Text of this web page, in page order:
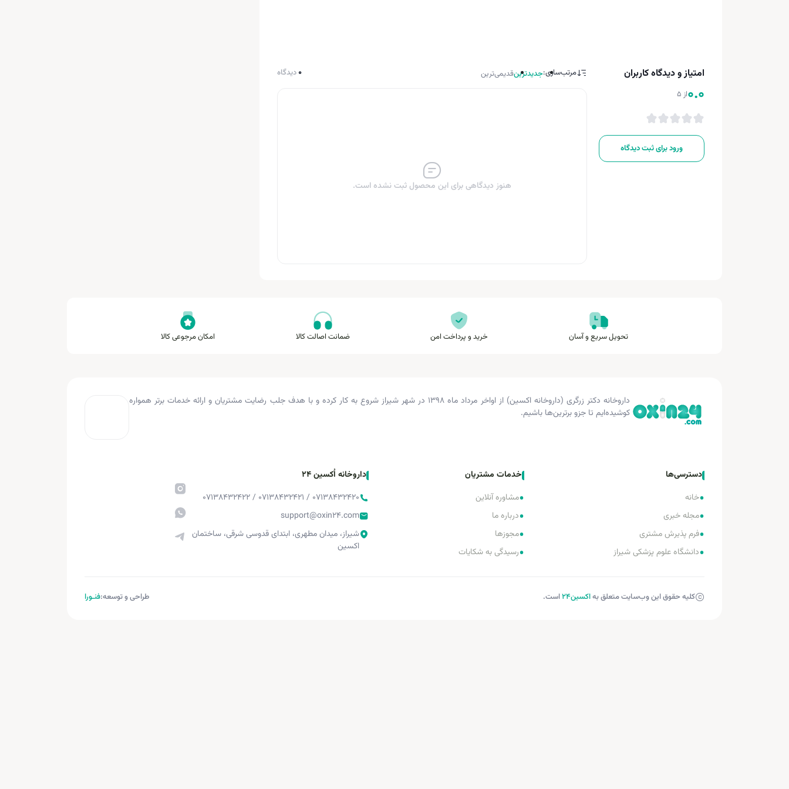
امتیاز و دیدگاه کاربران
0.0از 5
ورود برای ثبت دیدگاه
مرتب‌سازی:جدیدترینقدیمی‌ترین 0دیدگاه
هنوز دیدگاهی برای این محصول ثبت نشده است.
تحویل سریع و آسان خرید و پرداخت امن ضمانت اصالت کالا امکان مرجوعی کالا
داروخانه دکتر زرگری (داروخانه اکسین) از اواخر مرداد ماه ۱۳۹۸ در شهر شیراز شروع به کار کرده و با هدف جلب رضایت مشتریان و ارائه خدمات برتر همواره
کوشیده‌ایم تا جزو برترین‌ها باشیم.
دسترسی‌ها
•خانه
•مجله خبری
•فرم پذیرش مشتری
•دانشگاه علوم پزشکی شیراز
خدمات مشتریان
•مشاوره آنلاین
•درباره ما
•مجوزها
•رسیدگی به شکایات
داروخانه اُکسین 24
۰۷۱۳۸۴۳۲۴۲۰ / ۰۷۱۳۸۴۳۲۴۲۱ / ۰۷۱۳۸۴۳۲۴۲۲
support@oxin24.com
شیراز، میدان مطهری، ابتدای قدوسی شرقی، ساختمان
اکسین
کلیه حقوق این وب‌سایت متعلق بهاکسین‌24 است. طراحی و توسعه:فنـورا